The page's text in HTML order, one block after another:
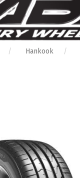
Hankook